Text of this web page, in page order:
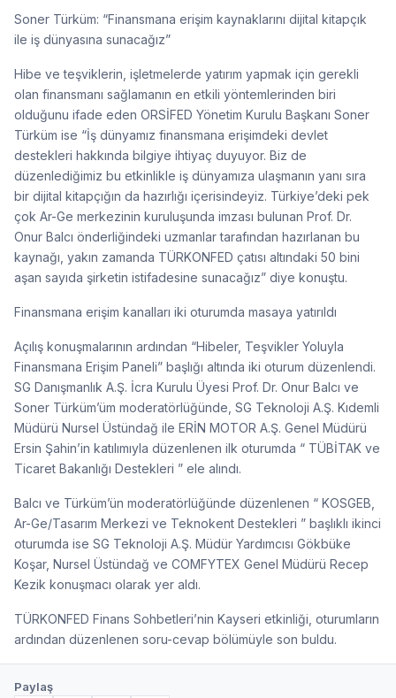
Soner Türküm: “Finansmana erişim kaynaklarını dijital kitapçık
ile iş dünyasına sunacağız”
Hibe ve teşviklerin, işletmelerde yatırım yapmak için gerekli
olan finansmanı sağlamanın en etkili yöntemlerinden biri
olduğunu ifade eden ORSİFED Yönetim Kurulu Başkanı Soner
Türküm ise “İş dünyamız finansmana erişimdeki devlet
destekleri hakkında bilgiye ihtiyaç duyuyor. Biz de
düzenlediğimiz bu etkinlikle iş dünyamıza ulaşmanın yanı sıra
bir dijital kitapçığın da hazırlığı içerisindeyiz. Türkiye’deki pek
çok Ar-Ge merkezinin kuruluşunda imzası bulunan Prof. Dr.
Onur Balcı önderliğindeki uzmanlar tarafından hazırlanan bu
kaynağı, yakın zamanda TÜRKONFED çatısı altındaki 50 bini
aşan sayıda şirketin istifadesine sunacağız” diye konuştu.
Finansmana erişim kanalları iki oturumda masaya yatırıldı
Açılış konuşmalarının ardından “Hibeler, Teşvikler Yoluyla
Finansmana Erişim Paneli” başlığı altında iki oturum düzenlendi.
SG Danışmanlık A.Ş. İcra Kurulu Üyesi Prof. Dr. Onur Balcı ve
Soner Türküm’üm moderatörlüğünde, SG Teknoloji A.Ş. Kıdemli
Müdürü Nursel Üstündağ ile ERİN MOTOR A.Ş. Genel Müdürü
Ersin Şahin’in katılımıyla düzenlenen ilk oturumda “ TÜBİTAK ve
Ticaret Bakanlığı Destekleri ” ele alındı.
Balcı ve Türküm’ün moderatörlüğünde düzenlenen “ KOSGEB,
Ar-Ge/Tasarım Merkezi ve Teknokent Destekleri ” başlıklı ikinci
oturumda ise SG Teknoloji A.Ş. Müdür Yardımcısı Gökbüke
Koşar, Nursel Üstündağ ve COMFYTEX Genel Müdürü Recep
Kezik konuşmacı olarak yer aldı.
TÜRKONFED Finans Sohbetleri’nin Kayseri etkinliği, oturumların
ardından düzenlenen soru-cevap bölümüyle son buldu.
Paylaş